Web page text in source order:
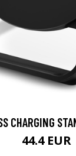
CHARGING
44.4 EUR